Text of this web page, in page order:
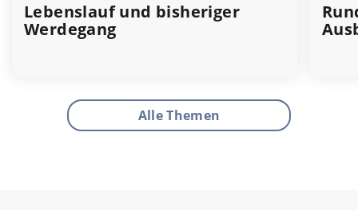
Lebenslauf und bisheriger
Werdegang
Alle Themen